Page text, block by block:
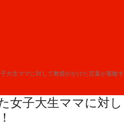
生ママに対して教授がかけた言葉が素敵すぎる！
女子大生ママに対し